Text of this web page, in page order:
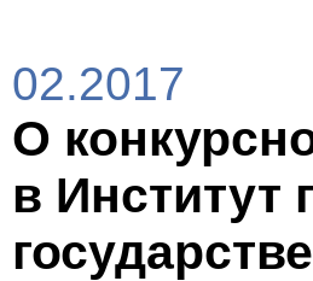
02.2017
О
в Институт